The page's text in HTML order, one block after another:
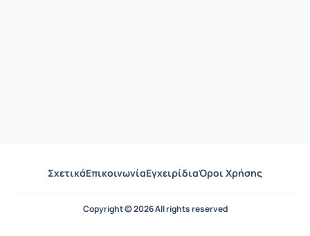
ΣχετικάΕπικοινωνίαΕγχειρίδιαΌροι Χρήσης
Copyright © 2026 All rights reserved